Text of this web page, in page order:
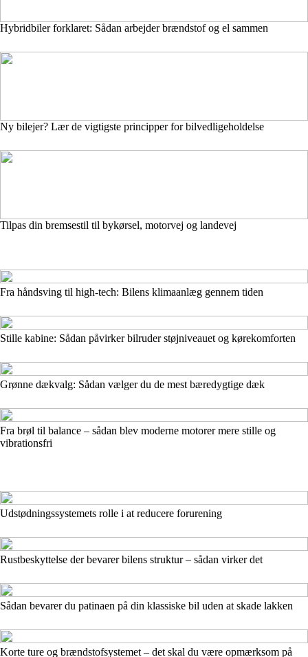
Hybridbiler forklaret: Sådan arbejder brændstof og el sammen
Ny bilejer? Lær de vigtigste principper for bilvedligeholdelse
Tilpas din bremsestil til bykørsel, motorvej og landevej
Fra håndsving til high-tech: Bilens klimaanlæg gennem tiden
Stille kabine: Sådan påvirker bilruder støjniveauet og kørekomforten
Grønne dækvalg: Sådan vælger du de mest bæredygtige dæk
Fra brøl til balance – sådan blev moderne motorer mere stille og
vibrationsfri
Udstødningssystemets rolle i at reducere forurening
Rustbeskyttelse der bevarer bilens struktur – sådan virker det
Sådan bevarer du patinaen på din klassiske bil uden at skade lakken
Korte ture og brændstofsystemet – det skal du være opmærksom på